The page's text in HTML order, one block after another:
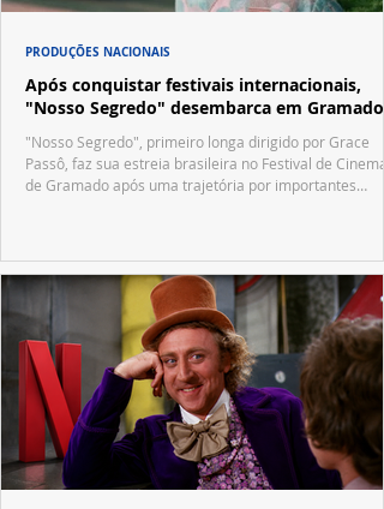
Após conquistar festivais internacionais,
"Nosso Segredo" desembarca em Gramado
"Nosso Segredo", primeiro longa dirigido por Grace
Passô, faz sua estreia brasileira no Festival de Cinema
de Gramado após uma trajetória por importantes
PRODUÇÕES NACIONAIS